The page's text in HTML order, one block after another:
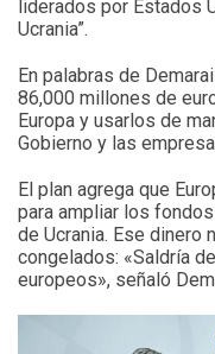
liderados por Estados
Ucrania”.
En palabras de
86,000 millones de
Europa y usarlos de
Gobierno y las
El plan agrega que
para ampliar los
de Ucrania. Ese dinero
congelados: «Saldría
europeos», señaló